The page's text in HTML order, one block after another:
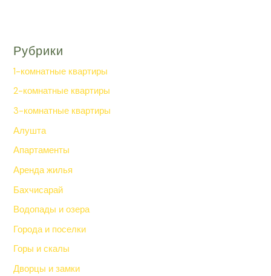
Рубрики
1-комнатные квартиры
2-комнатные квартиры
3-комнатные квартиры
Алушта
Апартаменты
Аренда жилья
Бахчисарай
Водопады и озера
Города и поселки
Горы и скалы
Дворцы и замки